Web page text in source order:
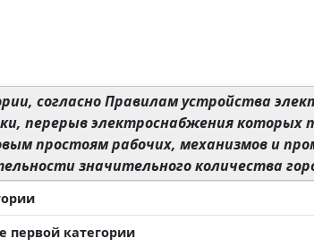
согласно Правилам устройства
перерыв электроснабжения которых
простоям рабочих, механизмов и
значительного количества
первой категории